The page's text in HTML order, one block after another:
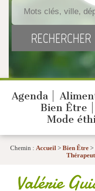
Agenda
Bien Être
Mode
Chemin : Accueil > Bien Être >
Valérie